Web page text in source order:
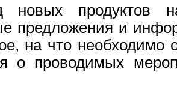
новых продуктов
предложения и
на что необходимо
о проводимых